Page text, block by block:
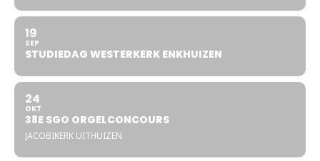
19
SEP
STUDIEDAG WESTERKERK ENKHUIZEN
24
OKT
38E SGO ORGELCONCOURS
JACOBIKERK UITHUIZEN